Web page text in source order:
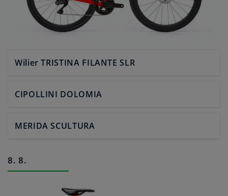
Wilier TRISTINA FILANTE SLR
CIPOLLINI DOLOMIA
MERIDA SCULTURA
8. 8.